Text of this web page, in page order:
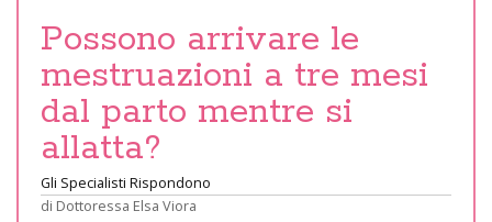
Possono arrivare le
mestruazioni a tre mesi
dal parto mentre si
allatta?
Gli Specialisti Rispondono
di Dottoressa Elsa Viora